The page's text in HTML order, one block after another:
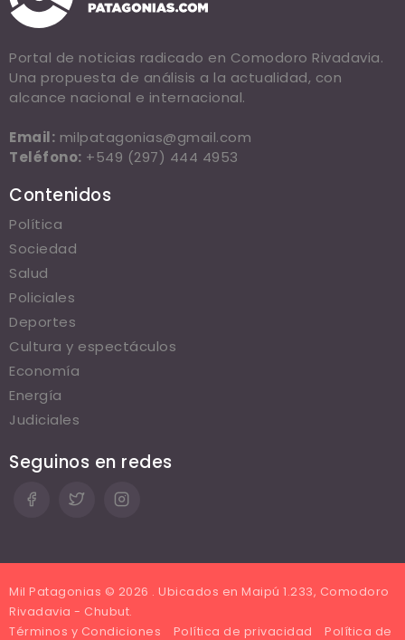
Portal de noticias radicado en Comodoro Rivadavia.
Una propuesta de análisis a la actualidad, con
alcance nacional e internacional.
Email: milpatagonias@gmail.com
Teléfono: +549 (297) 444 4953
Contenidos
Política
Sociedad
Salud
Policiales
Deportes
Cultura y espectáculos
Economía
Energía
Judiciales
Seguinos en redes
Mil Patagonias © 2026 . Ubicados en Maipú 1.233, Comodoro
Rivadavia - Chubut.
Términos y Condiciones
Política de privacidad Política de